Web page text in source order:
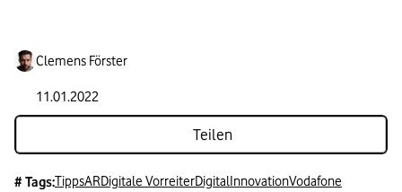
Clemens Förster
11.01.2022
Teilen
# Tags:TippsARDigitale VorreiterDigital InnovationVodafone